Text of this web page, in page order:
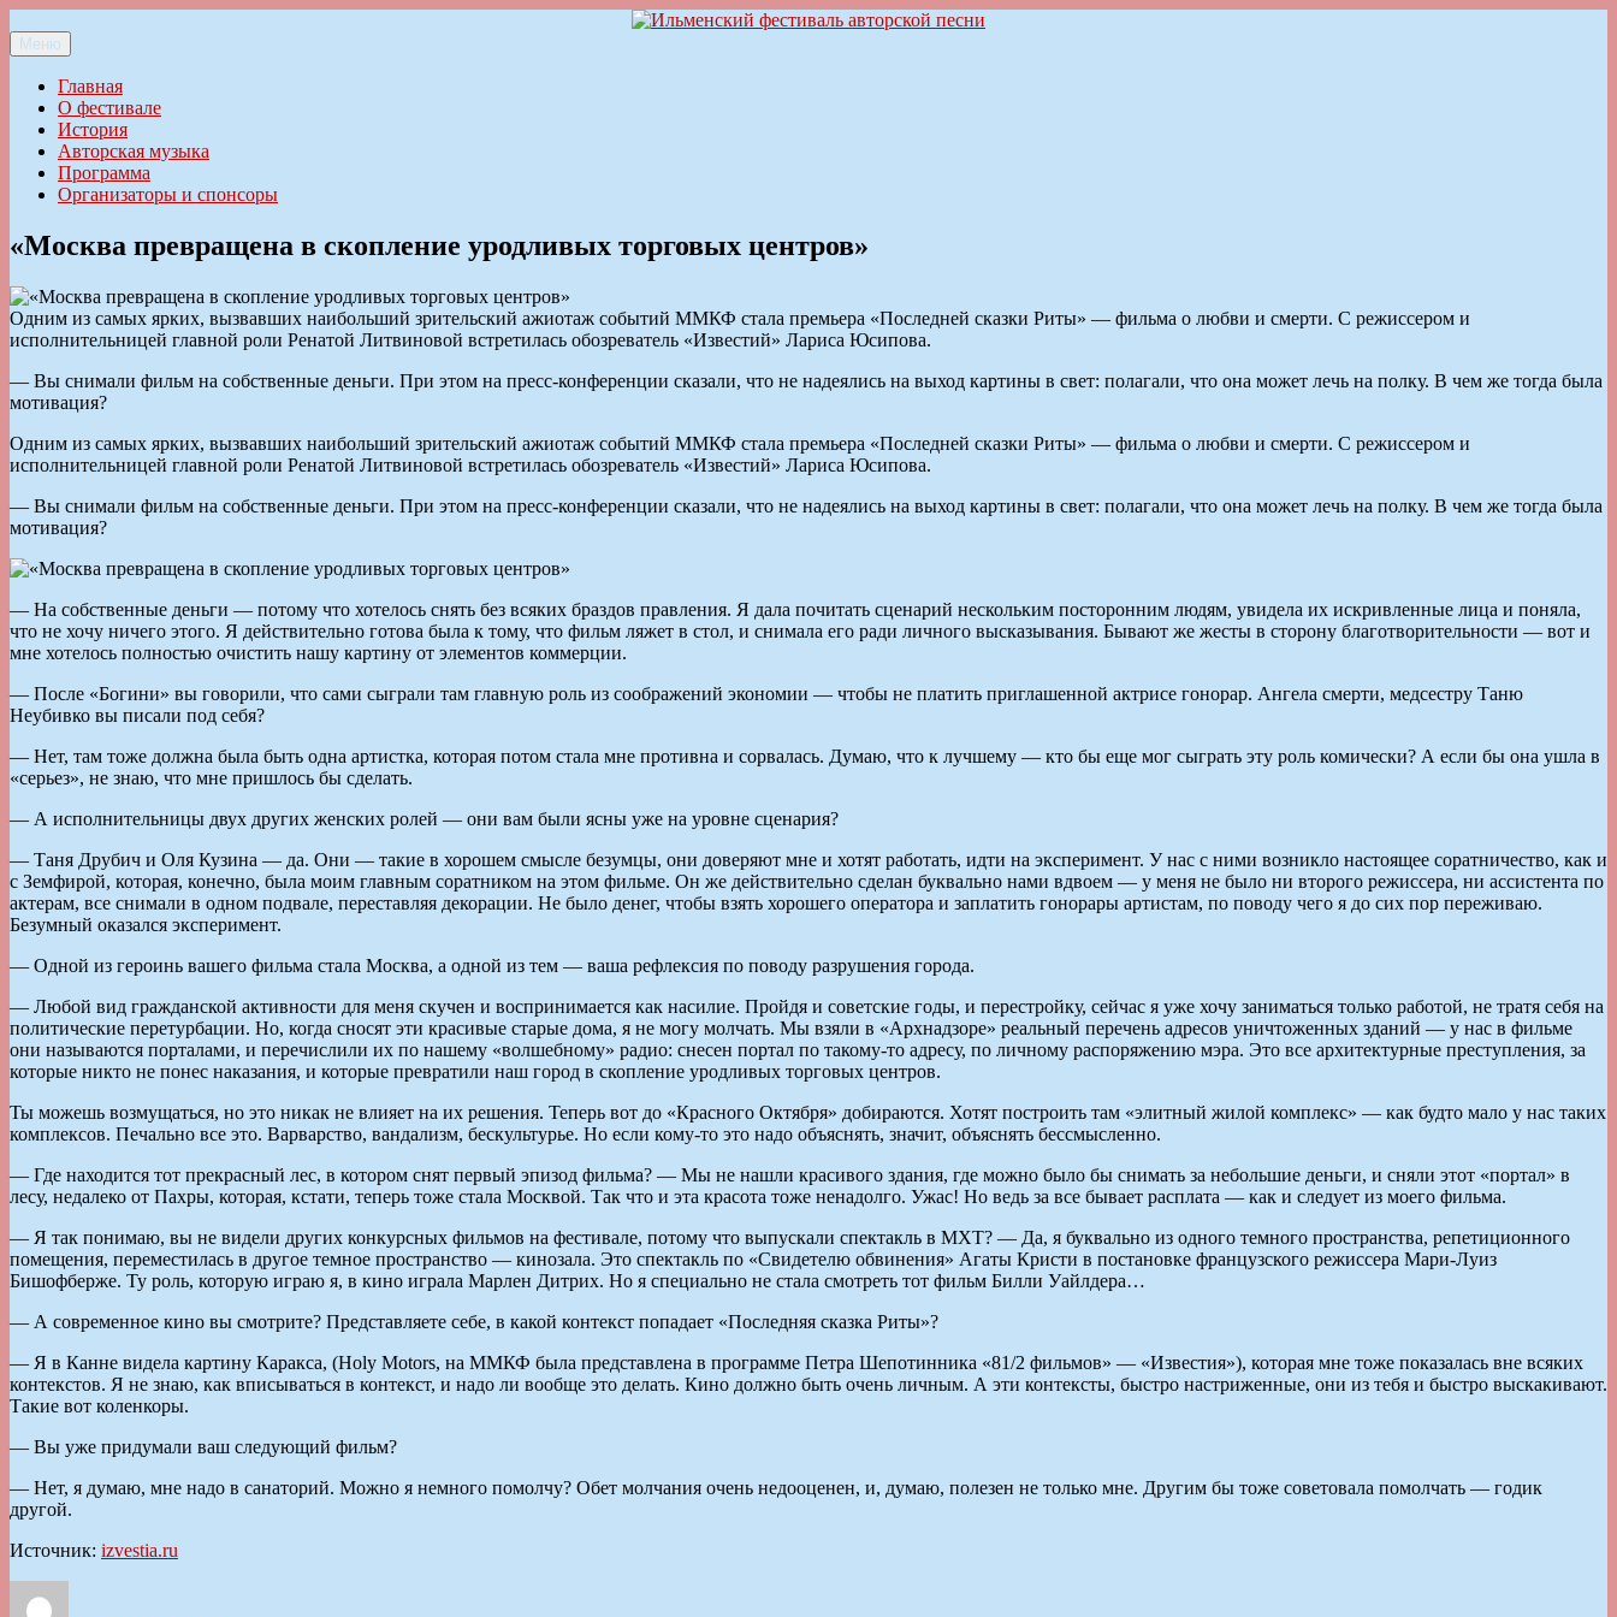
к
содержимому
Ильменский фестиваль авторской песни
Меню
Главная
О фестивале
История
Авторская музыка
Программа
Организаторы и спонсоры
«Москва превращена в скопление уродливых торговых центров»
Одним из самых ярких, вызвавших наибольший зрительский ажиотаж событий ММКФ стала премьера «Последней сказки Риты» — фильма о любви и смерти. С режиссером и
исполнительницей главной роли Ренатой Литвиновой встретилась обозреватель «Известий» Лариса Юсипова.
— Вы снимали фильм на собственные деньги. При этом на пресс-конференции сказали, что не надеялись на выход картины в свет: полагали, что она может лечь на полку. В чем же тогда была
мотивация?
Одним из самых ярких, вызвавших наибольший зрительский ажиотаж событий ММКФ стала премьера «Последней сказки Риты» — фильма о любви и смерти. С режиссером и
исполнительницей главной роли Ренатой Литвиновой встретилась обозреватель «Известий» Лариса Юсипова.
— Вы снимали фильм на собственные деньги. При этом на пресс-конференции сказали, что не надеялись на выход картины в свет: полагали, что она может лечь на полку. В чем же тогда была
мотивация?
— На собственные деньги — потому что хотелось снять без всяких браздов правления. Я дала почитать сценарий нескольким посторонним людям, увидела их искривленные лица и поняла,
что не хочу ничего этого. Я действительно готова была к тому, что фильм ляжет в стол, и снимала его ради личного высказывания. Бывают же жесты в сторону благотворительности — вот и
мне хотелось полностью очистить нашу картину от элементов коммерции.
— После «Богини» вы говорили, что сами сыграли там главную роль из соображений экономии — чтобы не платить приглашенной актрисе гонорар. Ангела смерти, медсестру Таню
Неубивко вы писали под себя?
— Нет, там тоже должна была быть одна артистка, которая потом стала мне противна и сорвалась. Думаю, что к лучшему — кто бы еще мог сыграть эту роль комически? А если бы она ушла в
«серьез», не знаю, что мне пришлось бы сделать.
— А исполнительницы двух других женских ролей — они вам были ясны уже на уровне сценария?
— Таня Друбич и Оля Кузина — да. Они — такие в хорошем смысле безумцы, они доверяют мне и хотят работать, идти на эксперимент. У нас с ними возникло настоящее соратничество, как и
с Земфирой, которая, конечно, была моим главным соратником на этом фильме. Он же действительно сделан буквально нами вдвоем — у меня не было ни второго режиссера, ни ассистента по
актерам, все снимали в одном подвале, переставляя декорации. Не было денег, чтобы взять хорошего оператора и заплатить гонорары артистам, по поводу чего я до сих пор переживаю.
Безумный оказался эксперимент.
— Одной из героинь вашего фильма стала Москва, а одной из тем — ваша рефлексия по поводу разрушения города.
— Любой вид гражданской активности для меня скучен и воспринимается как насилие. Пройдя и советские годы, и перестройку, сейчас я уже хочу заниматься только работой, не тратя себя на
политические перетурбации. Но, когда сносят эти красивые старые дома, я не могу молчать. Мы взяли в «Архнадзоре» реальный перечень адресов уничтоженных зданий — у нас в фильме
они называются порталами, и перечислили их по нашему «волшебному» радио: снесен портал по такому-то адресу, по личному распоряжению мэра. Это все архитектурные преступления, за
которые никто не понес наказания, и которые превратили наш город в скопление уродливых торговых центров.
Ты можешь возмущаться, но это никак не влияет на их решения. Теперь вот до «Красного Октября» добираются. Хотят построить там «элитный жилой комплекс» — как будто мало у нас таких
комплексов. Печально все это. Варварство, вандализм, бескультурье. Но если кому-то это надо объяснять, значит, объяснять бессмысленно.
— Где находится тот прекрасный лес, в котором снят первый эпизод фильма? — Мы не нашли красивого здания, где можно было бы снимать за небольшие деньги, и сняли этот «портал» в
лесу, недалеко от Пахры, которая, кстати, теперь тоже стала Москвой. Так что и эта красота тоже ненадолго. Ужас! Но ведь за все бывает расплата — как и следует из моего фильма.
— Я так понимаю, вы не видели других конкурсных фильмов на фестивале, потому что выпускали спектакль в МХТ? — Да, я буквально из одного темного пространства, репетиционного
помещения, переместилась в другое темное пространство — кинозала. Это спектакль по «Свидетелю обвинения» Агаты Кристи в постановке французского режиссера Мари-Луиз
Бишофберже. Ту роль, которую играю я, в кино играла Марлен Дитрих. Но я специально не стала смотреть тот фильм Билли Уайлдера…
— А современное кино вы смотрите? Представляете себе, в какой контекст попадает «Последняя сказка Риты»?
— Я в Канне видела картину Каракса, (Holy Motors, на ММКФ была представлена в программе Петра Шепотинника «81/2 фильмов» — «Известия»), которая мне тоже показалась вне всяких
контекстов. Я не знаю, как вписываться в контекст, и надо ли вообще это делать. Кино должно быть очень личным. А эти контексты, быстро настриженные, они из тебя и быстро выскакивают.
Такие вот коленкоры.
— Вы уже придумали ваш следующий фильм?
— Нет, я думаю, мне надо в санаторий. Можно я немного помолчу? Обет молчания очень недооценен, и, думаю, полезен не только мне. Другим бы тоже советовала помолчать — годик
другой.
Источник: izvestia.ru